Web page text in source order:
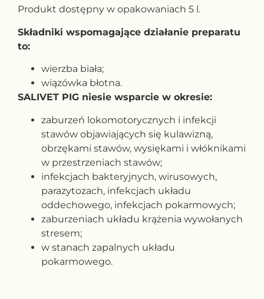
Produkt dostępny w opakowaniach 5 l.
Składniki wspomagające działanie preparatu
to:
wierzba biała;
wiązówka błotna.
SALIVET PIG niesie wsparcie w okresie:
zaburzeń lokomotorycznych i infekcji
stawów objawiających się kulawizną,
obrzękami stawów, wysiękami i włóknikami
w przestrzeniach stawów;
infekcjach bakteryjnych, wirusowych,
parazytozach, infekcjach układu
oddechowego, infekcjach pokarmowych;
zaburzeniach układu krążenia wywołanych
stresem;
w stanach zapalnych układu
pokarmowego.